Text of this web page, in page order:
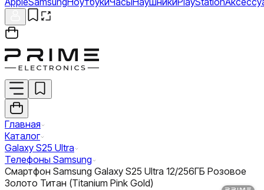
Главная
Каталог
Galaxy S25 Ultra
Телефоны Samsung
Смартфон Samsung Galaxy S25 Ultra 12/256ГБ Розовое
Золото Титан (Titanium Pink Gold)